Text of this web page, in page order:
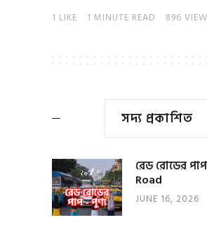
1 LIKE 1 MINUTE READ 896
সদ্য প্রকাশিত
রেড রোডের
Road
JUNE 16, 2026